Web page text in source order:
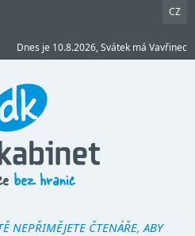
CZ
Dnes je 10.8.2026, Svátek má Vavřinec
NEPŘIMĚJETE ČTENÁŘE, ABY